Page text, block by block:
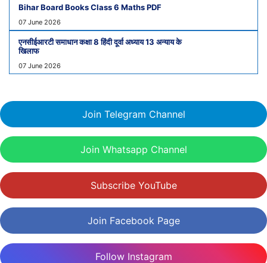
Bihar Board Books Class 6 Maths PDF
07 June 2026
एनसीईआरटी समाधान कक्षा 8 हिंदी दूर्वा अध्याय 13 अन्याय के
खिलाफ
07 June 2026
Join Telegram Channel
Join Whatsapp Channel
Subscribe YouTube
Join Facebook Page
Follow Instagram